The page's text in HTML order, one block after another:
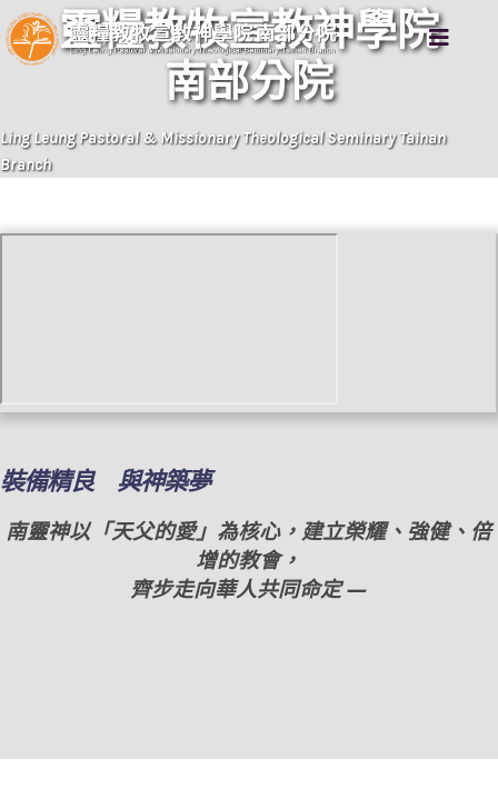
靈糧教牧宣教神學院
南部分院
Ling Leung Pastoral & Missionary Theological Seminary Tainan
Branch
裝備精良與神築夢
南靈神以「天父的愛」為核心， 建立榮耀、強健、倍
增的教會，
齊步走向華人共同命定 —